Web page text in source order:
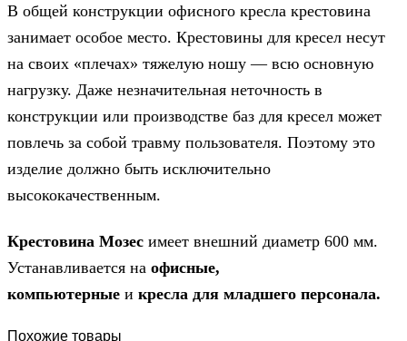
В общей конструкции офисного кресла крестовина
занимает особое место. Крестовины для кресел несут
на своих «плечах» тяжелую ношу — всю основную
нагрузку. Даже незначительная неточность в
конструкции или производстве баз для кресел может
повлечь за собой травму пользователя. Поэтому это
изделие должно быть исключительно
высококачественным.
Крестовина Мозес имеет внешний диаметр 600 мм.
Устанавливается на офисные,
компьютерные и кресла для младшего персонала.
Похожие товары